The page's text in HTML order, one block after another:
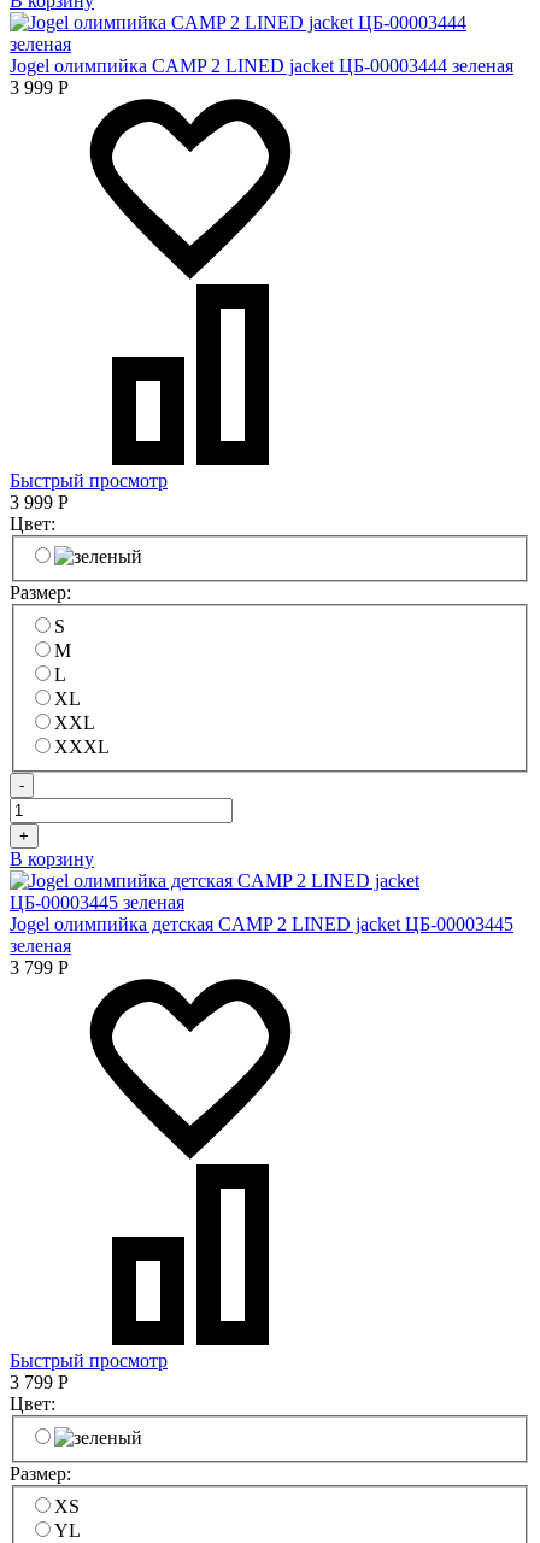
Jogel олимпийка CAMP 2 LINED jacket ЦБ-00003444 зеленая
3 999 Р
Быстрый просмотр
3 999 Р
Цвет:
Размер:
S
M
L
XL
XXL
XXXL
-
+
В корзину
Jogel олимпийка детская CAMP 2 LINED jacket ЦБ-00003445
зеленая
3 799 Р
Быстрый просмотр
3 799 Р
Цвет:
Размер:
XS
YL